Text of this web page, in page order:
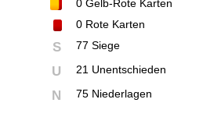
0Gelb-Rote Karten
0Rote Karten
S 77 Siege
U 21 Unentschieden
N 75 Niederlagen